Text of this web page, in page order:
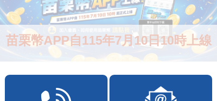
苗栗幣APP自115年7月10日10時上線